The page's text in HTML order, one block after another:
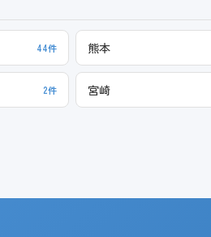
44件 熊本
2件 宮崎